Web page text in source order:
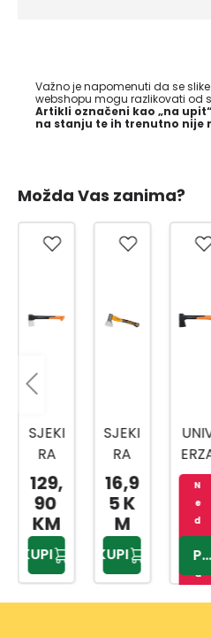
Važno je napomenuti da se
webshopu mogu razlikovati od
Artikli označeni kao „na
na stanju te ih trenutno nije
Možda Vas zanima?
SJEKI
RA
X11
129,
90
KM
KUPI
SJEKI
RA
800
G
390M
M
HAX0
8180
0
16,9
5 K
M
KUPI
LNA
SJEKI
RA
X7
XS
N
e
d
o
st
u
PROVJERITE